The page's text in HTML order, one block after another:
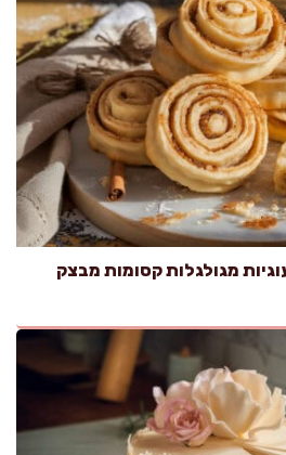
מגולגלות קסומות מבצק